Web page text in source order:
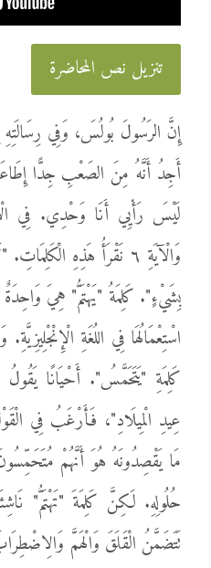
تنزيل نص المحاضرة
إِنَّ الرَسُولَ بُولُسَ، وَفِي رِسَالَتِهِ
أَجِدُ أَنَّهُ مِنَ الصَعْبِ جِدًّا
وَالْآيَةِ ٦ نَقْرَأُ هَذِهِ
بِشَيْءٍ". كَلِمَةُ "يَهْتَمُّ" هِيَ وَاحِدَةٌ
اسْتِعْمَالُهَا فِي اللُغَةِ الْإِنْجْلِيزِيَّةِ.
كَلِمَةِ "يَتَحَمَّسُ". أَحْيَانًا
عِيدِ الْمِيلَادِ"، فَأَرْغَبُ فِي
مَا يَقْصِدُونَهُ هُوَ أَنَّهُمْ مُتَحَمِّسُونَ
حُلُولِهِ. لَكِنَّ كَلِمَةَ "تَهْتَمُّ"
تَتَضَمَّنُ الْقَلَقَ وَالْهَمَّ